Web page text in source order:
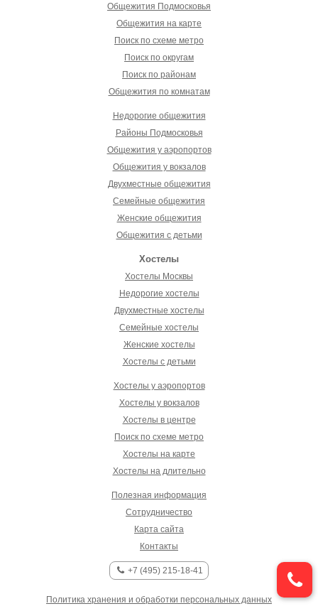
Общежития Подмосковья
Общежития на карте
Поиск по схеме метро
Поиск по округам
Поиск по районам
Общежития по комнатам
Недорогие общежития
Районы Подмосковья
Общежития у аэропортов
Общежития у вокзалов
Двухместные общежития
Семейные общежития
Женские общежития
Общежития с детьми
Хостелы
Хостелы Москвы
Недорогие хостелы
Двухместные хостелы
Семейные хостелы
Женские хостелы
Хостелы с детьми
Хостелы у аэропортов
Хостелы у вокзалов
Хостелы в центре
Поиск по схеме метро
Хостелы на карте
Хостелы на длительно
Полезная информация
Сотрудничество
Карта сайта
Контакты
+7 (495) 215-18-41
Политика хранения и обработки персональных данных